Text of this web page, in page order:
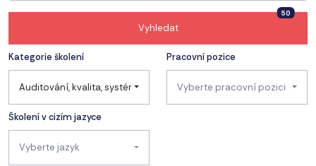
Vyhledat
50
Kategorie školení
Auditování, kvalita, systémy řízení
Pracovní pozice
Vyberte pracovní pozici
Školení v cizím jazyce
Vyberte jazyk